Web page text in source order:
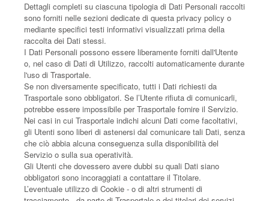
Dettagli completi su ciascuna tipologia di Dati Personali raccolti
sono forniti nelle sezioni dedicate di questa privacy policy o
mediante specifici testi informativi visualizzati prima della
raccolta dei Dati stessi.
I Dati Personali possono essere liberamente forniti dall'Utente
o, nel caso di Dati di Utilizzo, raccolti automaticamente durante
l'uso di Trasportale.
Se non diversamente specificato, tutti i Dati richiesti da
Trasportale sono obbligatori. Se l’Utente rifiuta di comunicarli,
potrebbe essere impossibile per Trasportale fornire il Servizio.
Nei casi in cui Trasportale indichi alcuni Dati come facoltativi,
gli Utenti sono liberi di astenersi dal comunicare tali Dati, senza
che ciò abbia alcuna conseguenza sulla disponibilità del
Servizio o sulla sua operatività.
Gli Utenti che dovessero avere dubbi su quali Dati siano
obbligatori sono incoraggiati a contattare il Titolare.
L’eventuale utilizzo di Cookie - o di altri strumenti di